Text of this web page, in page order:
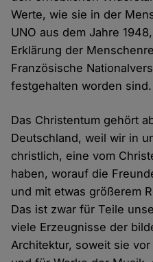
Werte, wie sie in der
UNO aus dem Jahre
Erklärung der
Französische
festgehalten worden sind.
Das Christentum gehört
Deutschland, weil wir in
christlich, eine vom
haben, worauf die
und mit etwas größerem
Das ist zwar für Teile
viele Erzeugnisse der
Architektur, soweit sie